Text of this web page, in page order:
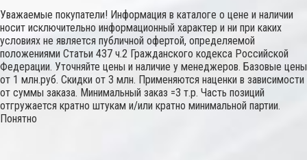
Уважаемые покупатели! Информация в каталоге о цене и наличии
носит исключительно информационный характер и ни при каких
условиях не является публичной офертой, определяемой
положениями Статьи 437 ч.2 Гражданского кодекса Российской
Федерации. Уточняйте цены и наличие у менеджеров. Базовые цены
от 1 млн.руб. Скидки от 3 млн. Применяются наценки в зависимости
от суммы заказа. Минимальный заказ =3 т.р. Часть позиций
отгружается кратно штукам и/или кратно минимальной партии.
Понятно